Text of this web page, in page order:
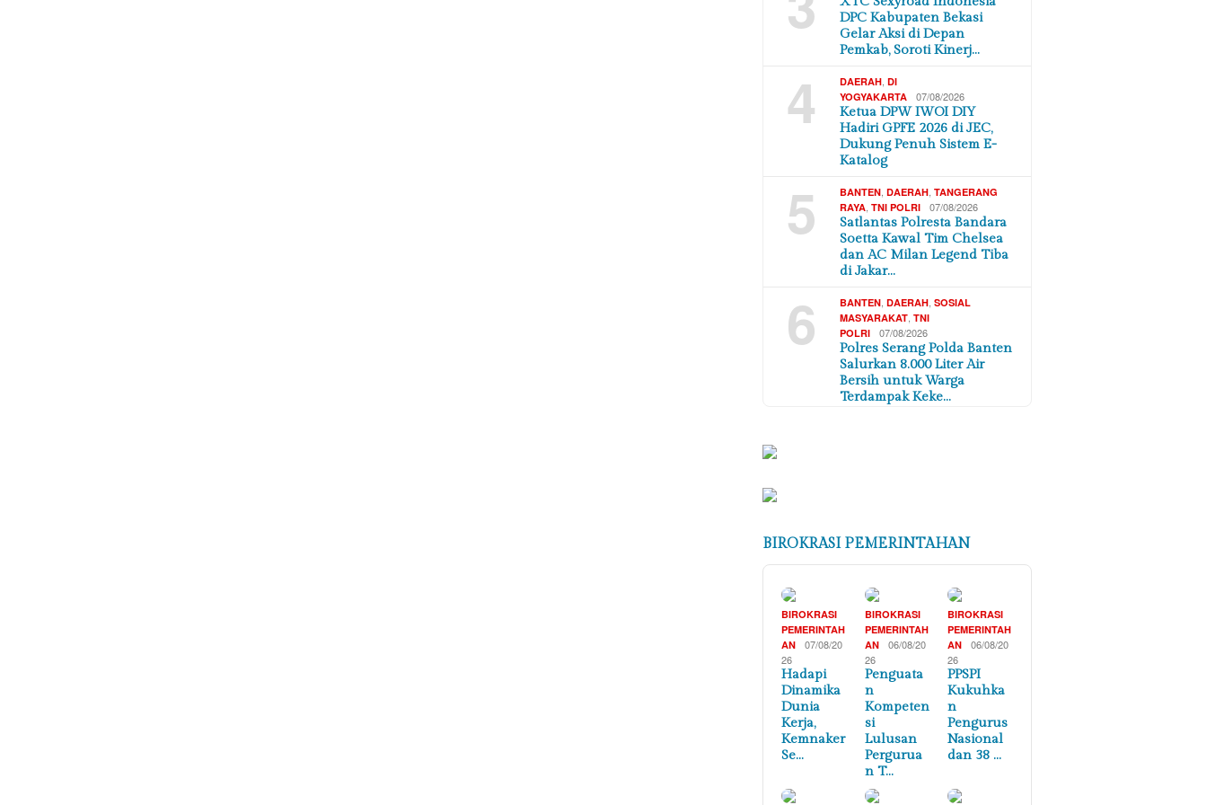
DPC Kabupaten Bekasi
Gelar Aksi di Depan
Pemkab, Soroti Kinerj…
4 DAERAH ,DI
YOGYAKARTA
07/08/2026
Ketua DPW IWOI DIY
Hadiri GPFE 2026 di JEC,
Dukung Penuh Sistem E-
Katalog
5 BANTEN ,DAERAH ,TANGERANG
RAYA ,TNI POLRI 07/08/2026
Satlantas Polresta Bandara
Soetta Kawal Tim Chelsea
dan AC Milan Legend Tiba
di Jakar…
6 BANTEN ,DAERAH ,SOSIAL
MASYARAKAT ,TNI
POLRI
07/08/2026
Polres Serang Polda Banten
Salurkan 8.000 Liter Air
Bersih untuk Warga
Terdampak Keke…
BIROKRASI PEMERINTAHAN
BIROKRASI
PEMERINTAH
AN
07/08/20
26
Hadapi
Dinamika
Dunia
Kerja,
Kemnaker
Se…
BIROKRASI
PEMERINTAH
AN
06/08/20
26
Penguata
n
Kompeten
si
Lulusan
Pergurua
n T…
BIROKRASI
PEMERINTAH
AN
06/08/20
26
PPSPI
Kukuhka
n
Pengurus
Nasional
dan 38 …